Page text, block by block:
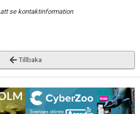
se kontaktinformation
Tillbaka